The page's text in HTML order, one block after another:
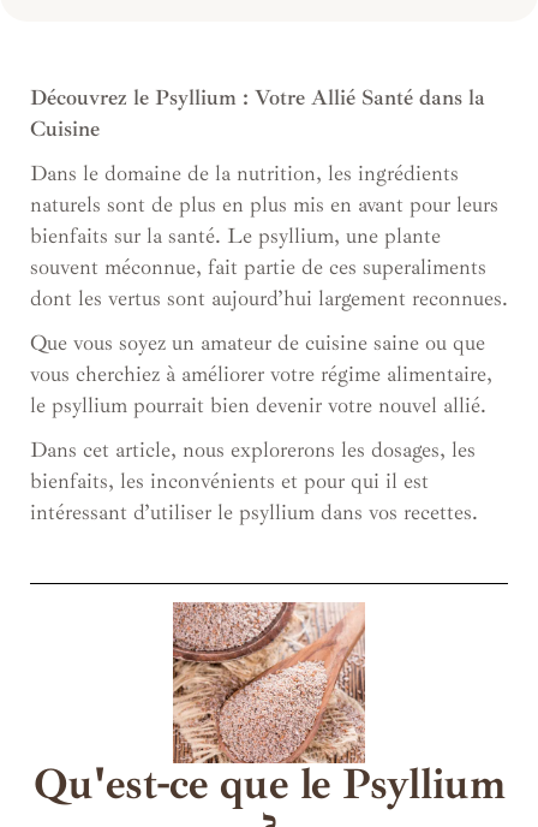
Découvrez le Psyllium : Votre Allié Santé dans la
Cuisine
Dans le domaine de la nutrition, les ingrédients
naturels sont de plus en plus mis en avant pour leurs
bienfaits sur la santé. Le psyllium, une plante
souvent méconnue, fait partie de ces superaliments
dont les vertus sont aujourd’hui largement reconnues.
Que vous soyez un amateur de cuisine saine ou que
vous cherchiez à améliorer votre régime alimentaire,
le psyllium pourrait bien devenir votre nouvel allié.
Dans cet article, nous explorerons les dosages, les
bienfaits, les inconvénients et pour qui il est
intéressant d’utiliser le psyllium dans vos recettes.
Qu'est-ce que le Psyllium